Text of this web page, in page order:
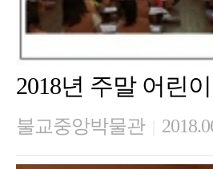
2018년 주말 어린
불교중앙박물관